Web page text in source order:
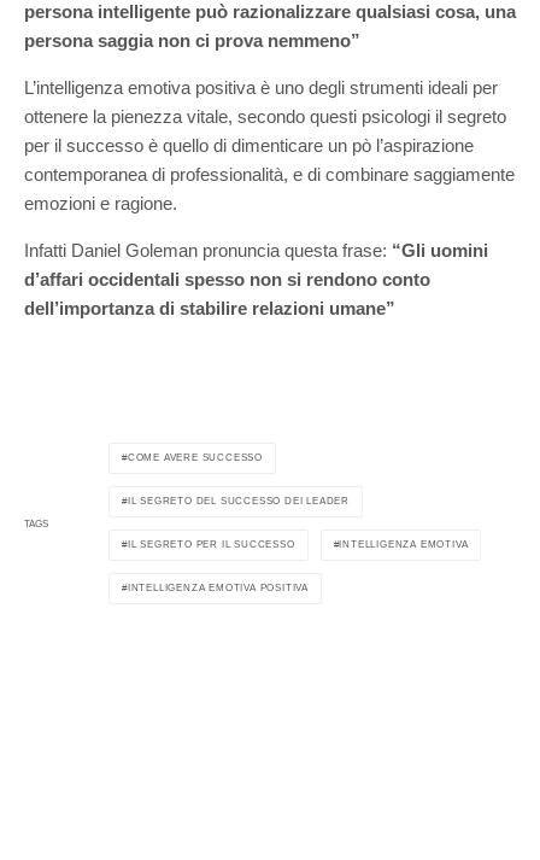
persona intelligente può razionalizzare qualsiasi cosa, una
persona saggia non ci prova nemmeno”
L’intelligenza emotiva positiva è uno degli strumenti ideali per
ottenere la pienezza vitale, secondo questi psicologi il segreto
per il successo è quello di dimenticare un pò l’aspirazione
contemporanea di professionalità, e di combinare saggiamente
emozioni e ragione.
Infatti Daniel Goleman pronuncia questa frase: “Gli uomini
d’affari occidentali spesso non si rendono conto
dell’importanza di stabilire relazioni umane”
TAGS
COME AVERE SUCCESSO
IL SEGRETO DEL SUCCESSO DEI LEADER
IL SEGRETO PER IL SUCCESSO INTELLIGENZA EMOTIVA
INTELLIGENZA EMOTIVA POSITIVA